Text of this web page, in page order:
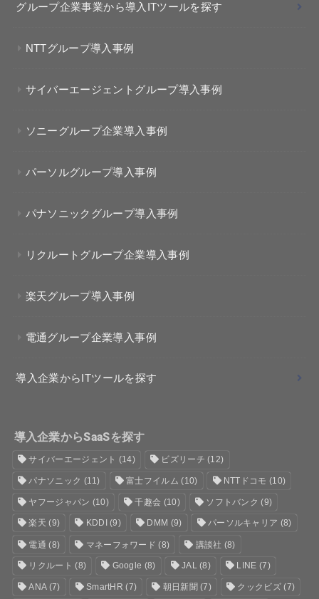
グループ企業事業から導入ITツールを探す
NTTグループ導入事例
サイバーエージェントグループ導入事例
ソニーグループ企業導入事例
パーソルグループ導入事例
パナソニックグループ導入事例
リクルートグループ企業導入事例
楽天グループ導入事例
電通グループ企業導入事例
導入企業からITツールを探す
導入企業からSaaSを探す
サイバーエージェント (14) ビズリーチ (12)
パナソニック (11) 富士フイルム (10) NTTドコモ (10)
ヤフージャパン (10) 千趣会 (10) ソフトバンク (9)
楽天 (9) KDDI (9) DMM (9) パーソルキャリア (8)
電通 (8) マネーフォワード (8) 講談社 (8)
リクルート (8) Google (8) JAL(8) LINE (7)
ANA(7) SmartHR (7) 朝日新聞 (7) クックビズ(7)